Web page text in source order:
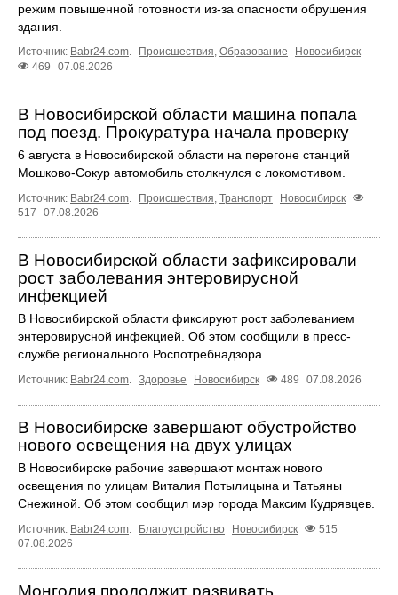
режим повышенной готовности из-за опасности обрушения
здания.
Источник: Babr24.com Происшествия Образование
Новосибирск
469
07.08.2026
В Новосибирской области машина попала
под поезд. Прокуратура начала проверку
6 августа в Новосибирской области на перегоне станций
Мошково-Сокур автомобиль столкнулся с локомотивом.
Источник: Babr24.com. Происшествия, Транспорт
Новосибирск
517
07.08.2026
В Новосибирской области зафиксировали
рост заболевания энтеровирусной
инфекцией
В Новосибирской области фиксируют рост заболеванием
энтеровирусной инфекцией. Об этом сообщили в пресс-
службе регионального Роспотребнадзора.
Источник: Babr24.com. Здоровье Новосибирск 489 07.08.2026
В Новосибирске завершают обустройство
нового освещения на двух улицах
В Новосибирске рабочие завершают монтаж нового
освещения по улицам Виталия Потылицына и Татьяны
Снежиной. Об этом сообщил мэр города Максим Кудрявцев.
Источник: Babr24.com. Благоустройство Новосибирск
515
07.08.2026
Монголия продолжит развивать